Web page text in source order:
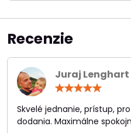
Recenzie
Juraj Lenghart
Skvelé jednanie, prístup,
dodania. Maximálne